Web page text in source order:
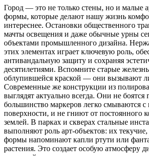
Город — это не только стены, но и малые
формы, которые делают нашу жизнь
интереснее. Остановки общественного
мачты освещения и даже обычные урны
объектами промышленного дизайна.
этих элементах играет ключевую роль,
антивандальную защиту и сохраняя
десятилетиями. Вспомните старые
облупившейся краской — они вызывают
Современные же конструкции из
выглядят актуально всегда. Они не боятся
большинство маркеров легко смываются с
поверхности, и не гниют от постоянного
землей. В парках и скверах стальные
выполняют роль арт-объектов: их
формы напоминают капли ртути или
растения. Это создает особую атмосферу